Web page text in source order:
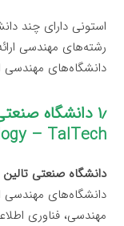
استونی دارای چند
رشته‌های مهندسی
دانشگاه‌های مهندسی
– TalTech)
دانشگاه صنعتی تالین
دانشگاه‌های
مهندسی، فناوری